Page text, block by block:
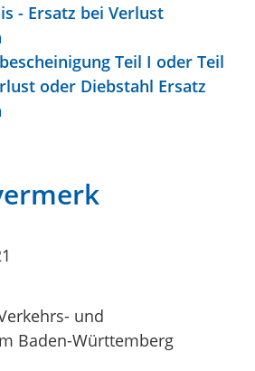
- Ersatz bei Verlust
Teil I oder Teil
oder Diebstahl Ersatz
und
Baden-Württemberg